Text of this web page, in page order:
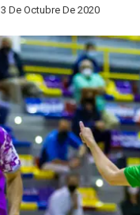
3 De Octubre De 2020